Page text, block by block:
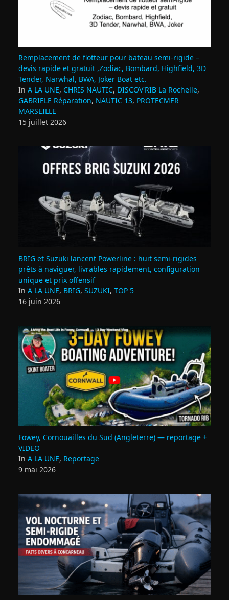
Remplacement de flotteur pour bateau semi‑rigide –
devis rapide et gratuit ,Zodiac, Bombard, Highfield, 3D
Tender, Narwhal, BWA, Joker Boat etc.
In A LA UNE, CHRIS NAUTIC, DISCOV'RIB La Rochelle,
GABRIELE Réparation, NAUTIC 13, PROTECMER
MARSEILLE
15 juillet 2026
BRIG et Suzuki lancent Powerline : huit semi‑rigides
prêts à naviguer, livrables rapidement, configuration
unique et prix offensif
In A LA UNE, BRIG, SUZUKI, TOP 5
16 juin 2026
Fowey, Cornouailles du Sud (Angleterre) — reportage +
VIDEO
In A LA UNE, Reportage
9 mai 2026